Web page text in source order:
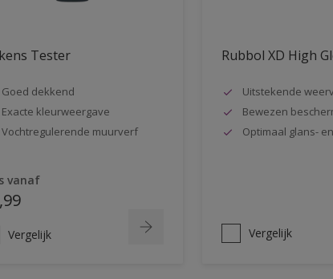
Tester
Goed dekkend
Exacte kleurweergave
Vochtregulerende muurverf
vanaf
Vergelijk
Rubbol XD High
Uitstekende
Bewezen
Optimaal glans-
Vergelijk